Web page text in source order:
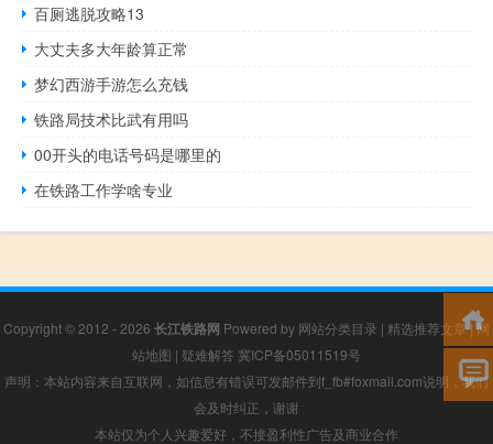
百厕逃脱攻略13
大丈夫多大年龄算正常
梦幻西游手游怎么充钱
铁路局技术比武有用吗
00开头的电话号码是哪里的
在铁路工作学啥专业
Copyright © 2012 - 2026 长江铁路网 Powered by 网站分类目录 | 精选推荐文章|网
站地图 | 疑难解答 冀ICP备05011519号
声明：本站内容来自互联网，如信息有错误可发邮件到f_fb#foxmail.com说明，我们
会及时纠正，谢谢
本站仅为个人兴趣爱好，不接盈利性广告及商业合作